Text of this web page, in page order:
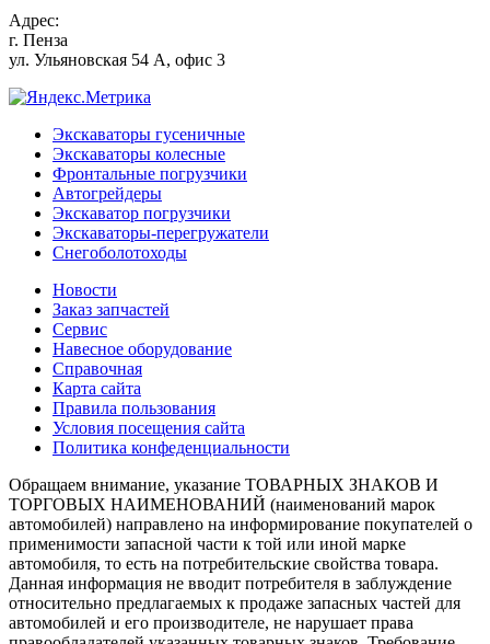
Адрес:
г. Пенза
ул. Ульяновская 54 А, офис 3
Экскаваторы гусеничные
Экскаваторы колесные
Фронтальные погрузчики
Автогрейдеры
Экскаватор погрузчики
Экскаваторы-перегружатели
Снегоболотоходы
Новости
Заказ запчастей
Сервис
Навесное оборудование
Справочная
Карта сайта
Правила пользования
Условия посещения сайта
Политика конфеденциальности
Обращаем внимание, указание ТОВАРНЫХ ЗНАКОВ И
ТОРГОВЫХ НАИМЕНОВАНИЙ (наименований марок
автомобилей) направлено на информирование покупателей о
применимости запасной части к той или иной марке
автомобиля, то есть на потребительские свойства товара.
Данная информация не вводит потребителя в заблуждение
относительно предлагаемых к продаже запасных частей для
автомобилей и его производителе, не нарушает права